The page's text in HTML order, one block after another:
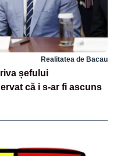
Realitatea de Bacau
șefului
că i s-ar fi ascuns